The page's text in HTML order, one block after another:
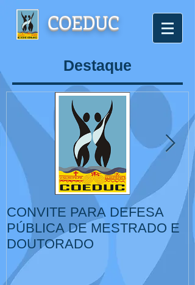
COEDUC
Destaque
CONVITE PARA DEFESA
PÚBLICA DE MESTRADO E
DOUTORADO